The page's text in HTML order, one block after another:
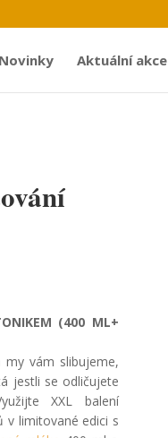
Novinky Aktuální akce
(400 ML+
vám slibujeme,
jestli se odličujete
XXL balení
v limitované edici s